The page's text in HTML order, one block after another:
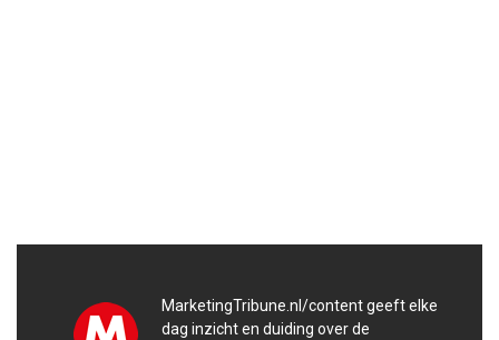
MarketingTribune.nl/content geeft elke
dag inzicht en duiding over de